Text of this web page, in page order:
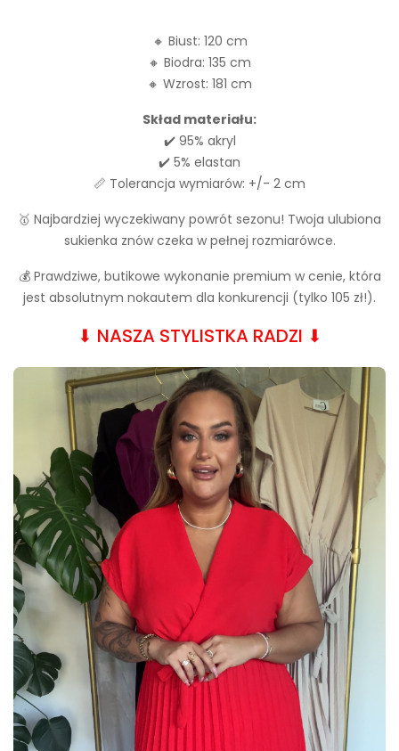
🔸 Biust: 120 cm
🔸 Biodra: 135 cm
🔸 Wzrost: 181 cm
Skład materiału:
✔️ 95% akryl
✔️ 5% elastan
📏 Tolerancja wymiarów: +/- 2 cm
🥇 Najbardziej wyczekiwany powrót sezonu! Twoja ulubiona
sukienka znów czeka w pełnej rozmiarówce.
💰 Prawdziwe, butikowe wykonanie premium w cenie, która
jest absolutnym nokautem dla konkurencji (tylko 105 zł!).
⬇︎ NASZA STYLISTKA RADZI ⬇︎